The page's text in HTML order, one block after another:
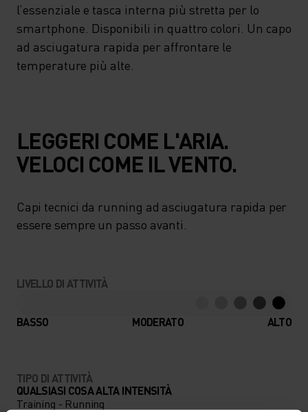
l’essenziale e tasca interna più stretta per lo
smartphone. Disponibili in quattro colori. Un capo
ad asciugatura rapida per affrontare le
temperature più alte.
LEGGERI COME L'ARIA.
VELOCI COME IL VENTO.
Capi tecnici da running ad asciugatura rapida per
essere sempre un passo avanti.
LIVELLO DI ATTIVITÀ
BASSO MODERATO ALTO
TIPO DI ATTIVITÀ
QUALSIASI COSA ALTA INTENSITÀ
Training - Running